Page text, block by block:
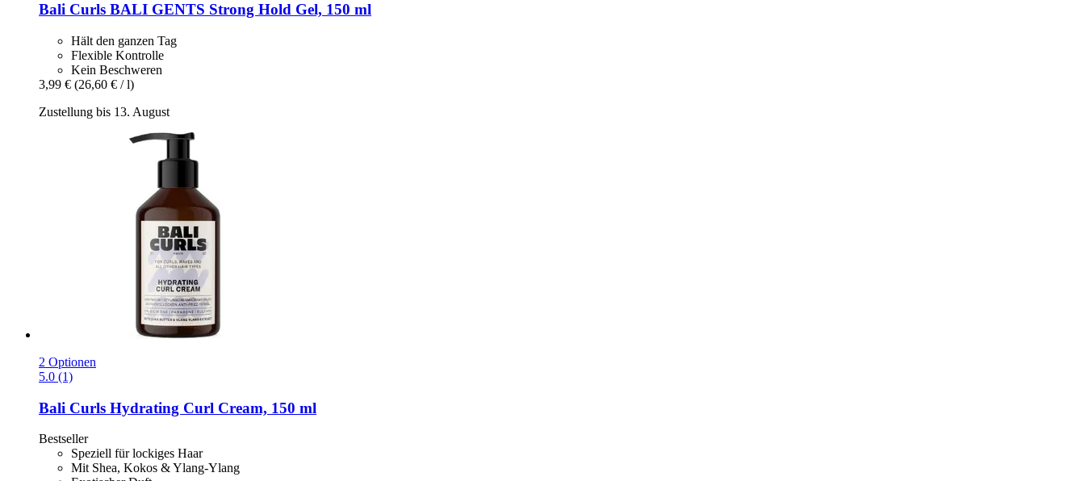
Bali Curls BALI GENTS Strong Hold Gel, 150 ml
Hält den ganzen Tag
Flexible Kontrolle
Kein Beschweren
3,99 € (26,60 € / l)
Zustellung bis 13. August
2 Optionen
5.0 (1)
Bali Curls Hydrating Curl Cream, 150 ml
Bestseller
Speziell für lockiges Haar
Mit Shea, Kokos & Ylang-Ylang